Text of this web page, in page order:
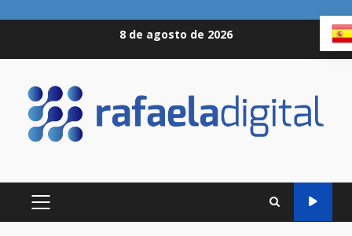
8 de agosto de 2026
MENÚ
PRINCIPAL